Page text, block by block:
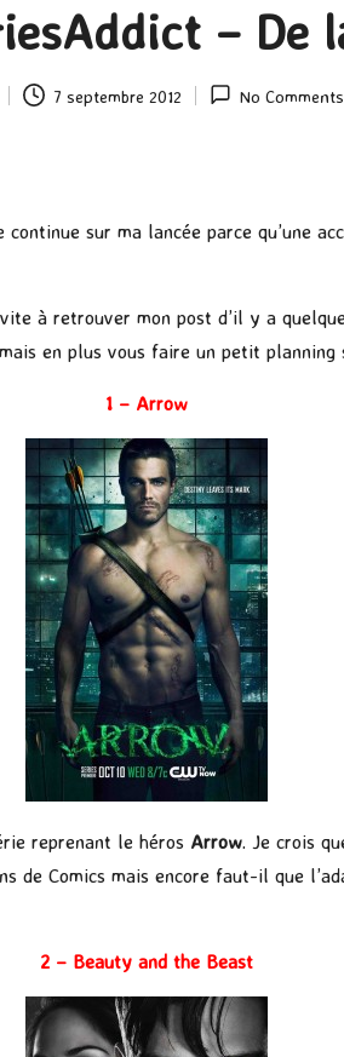
– De
7 septembre 2012 No Comments
sur ma lancée parce qu’une
à retrouver mon post d’il y a
en plus vous faire un petit
1 – Arrow
reprenant le héros Arrow. Je crois
de Comics mais encore faut-il que
2 – Beauty and the Beast